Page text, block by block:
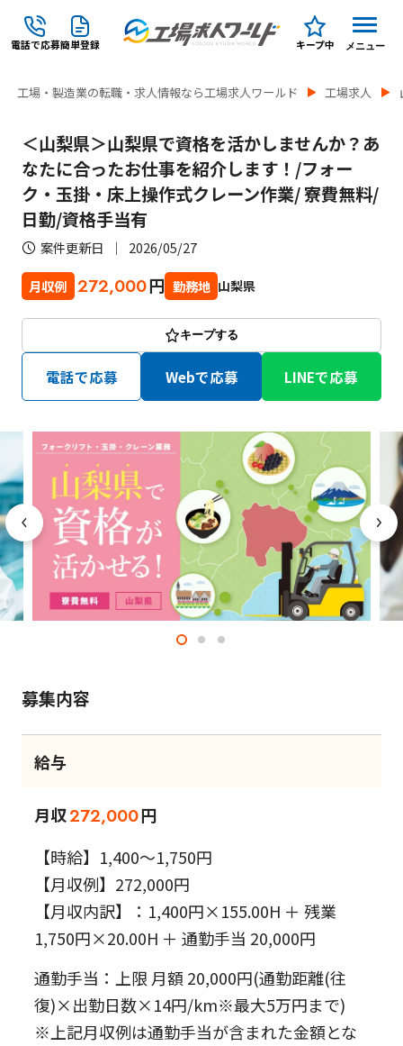
電話で応募簡単登録 キープ中 メニュー
工場・製造業の転職・求人情報なら工場求人ワールド 工場求人
＜山梨県＞山梨県で資格を活かしませんか？あ
なたに合ったお仕事を紹介します！/フォー
ク・玉掛・床上操作式クレーン作業/ 寮費無料/
日勤/資格手当有
案件更新日 2026/05/27
月収例 272,000円 勤務地 山梨県
キープする
電話で応募 Webで応募 LINEで応募
募集内容
給与
月収272,000円
【時給】1,400～1,750円
【月収例】272,000円
【月収内訳】：1,400円×155.00H ＋ 残業
1,750円×20.00H ＋ 通勤手当 20,000円
通勤手当：上限 月額 20,000円(通勤距離(往
復)×出勤日数×14円/km※最大5万円まで)
※上記月収例は通勤手当が含まれた金額とな